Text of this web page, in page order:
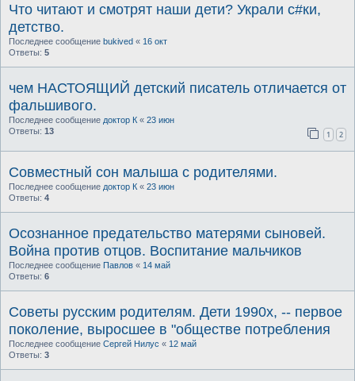
Что читают и смотрят наши дети? Украли с#ки,
детство.
Последнее сообщение bukived « 16 окт
Ответы: 5
чем НАСТОЯЩИЙ детский писатель отличается от
фальшивого.
Последнее сообщение доктор К « 23 июн
Ответы: 13 1 2
Совместный сон малыша с родителями.
Последнее сообщение доктор К « 23 июн
Ответы: 4
Осознанное предательство матерями сыновей.
Война против отцов. Воспитание мальчиков
Последнее сообщение Павлов « 14 май
Ответы: 6
Советы русским родителям. Дети 1990х, -- первое
поколение, выросшее в "обществе потребления
Последнее сообщение Сергей Нилус « 12 май
Ответы: 3